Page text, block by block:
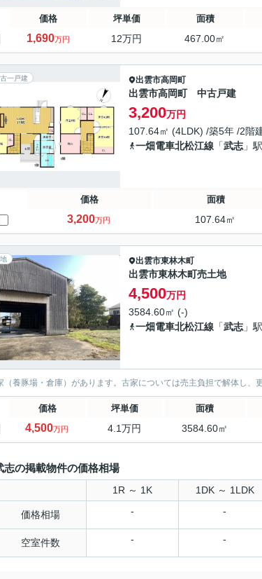
価格 坪単価 面積
1,690万円 12万円 467.00㎡
一戸建 出雲市高岡町
出雲市高岡町 中古戸建
3,200万円
107.64㎡ (4LDK) /築5年 /2階
一畑電車北松江線 「武志 」
価格 面積
3,200万円 107.64㎡
出雲市東林木町
出雲市東林木町売土地
4,500万円
3584.60㎡ (-)
一畑電車北松江線 「武志 」
（養豚場・倉庫）があります。古家については売主負担で解体し、
価格 坪単価 面積
4,500万円 4.1万円 3584.60㎡
志の掲載物件の価格相場
1R ～ 1K 1DK ～ 1LDK
価格相場 - -
空室件数 - -